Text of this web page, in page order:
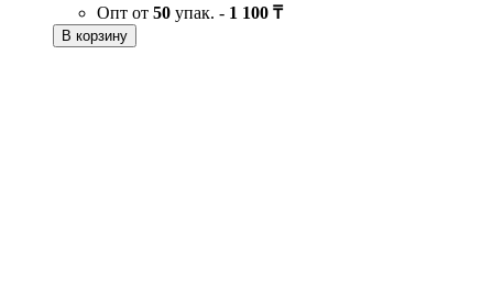
Опт от 50 упак. - 1 100 ₸
В корзину